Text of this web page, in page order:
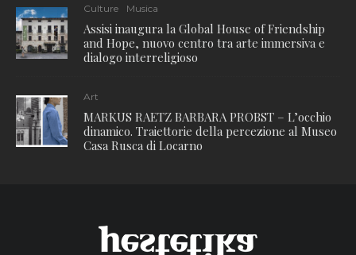
Culture Musica
Assisi inaugura la Global House of Friendship
and Hope, nuovo centro tra arte immersiva e
dialogo interreligioso
Art
MARKUS RAETZ BARBARA PROBST – L’occhio
dinamico. Traiettorie della percezione al Museo
Casa Rusca di Locarno